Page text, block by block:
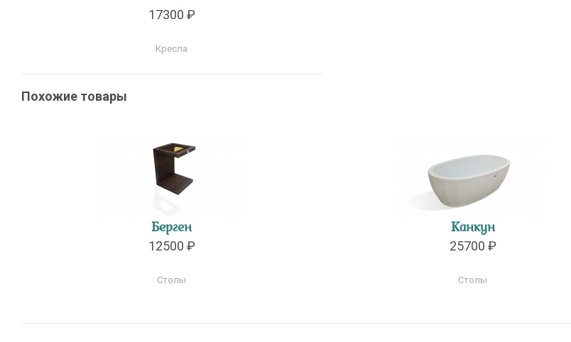
17300 ₽
Кресла
Похожие товары
Берген
12500 ₽
Столы
Канкун
25700 ₽
Столы